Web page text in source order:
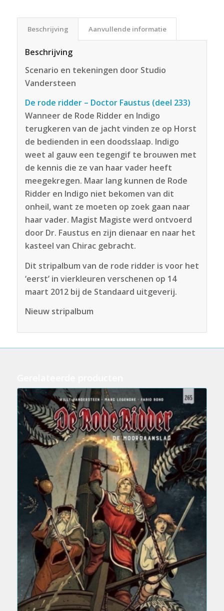
Beschrijving Aanvullende informatie
Beschrijving
Scenario en tekeningen door Studio
Vandersteen
De rode ridder – Doctor Faustus (deel 233)
Wanneer de Rode Ridder en Indigo
terugkeren van de jacht vinden ze op Horst
de bedienden in een doodsslaap. Indigo
weet al gauw een tegengif te brouwen met
de kennis die ze van haar vader heeft
meegekregen. Maar lang kunnen de Rode
Ridder en Indigo niet bekomen van dit
onheil, want ze moeten op zoek gaan naar
haar vader. Magist Magiste werd ontvoerd
door Dr. Faustus en zijn dienaar en naar het
kasteel van Chirac gebracht.
Dit stripalbum van de rode ridder is voor het
‘eerst’ in vierkleuren verschenen op 14
maart 2012 bij de Standaard uitgeverij.
Nieuw stripalbum